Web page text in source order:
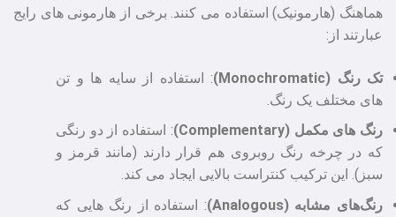
هماهنگ (هارمونیک) استفاده می‌ کنند. برخی از هارمونی‌ های رایج
عبارتند از:
تک‌ رنگ (Monochromatic)
: استفاده از سایه‌ ها و تن‌
های مختلف یک رنگ.
رنگ‌ های مکمل (Complementary)
: استفاده از دو رنگی
که در چرخه رنگ روبروی هم قرار دارند (مانند قرمز و
سبز). این ترکیب کنتراست بالایی ایجاد می‌ کند.
رنگ‌های مشابه (Analogous)
: استفاده از رنگ‌ هایی که